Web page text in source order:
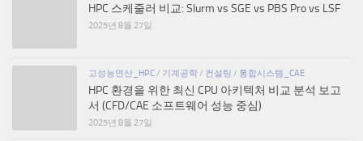
HPC 스케줄러 비교: Slurm vs SGE vs PBS Pro vs LSF
2025년 8월 27일
고성능연산_HPC / 기계공학 / 컨설팅 / 통합시스템_CAE
HPC 환경을 위한 최신 CPU 아키텍처 비교 분석 보고
서 (CFD/CAE 소프트웨어 성능 중심)
2025년 8월 27일